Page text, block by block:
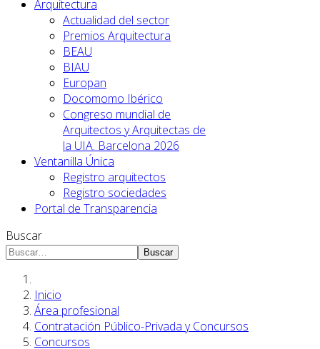
Arquitectura
Actualidad del sector
Premios Arquitectura
BEAU
BIAU
Europan
Docomomo Ibérico
Congreso mundial de
Arquitectos y Arquitectas de
la UIA. Barcelona 2026
Ventanilla Única
Registro arquitectos
Registro sociedades
Portal de Transparencia
Buscar
Buscar
Inicio
Área profesional
Contratación Público-Privada y Concursos
Concursos